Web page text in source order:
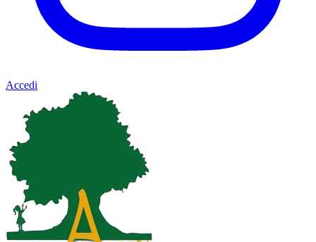
Accedi